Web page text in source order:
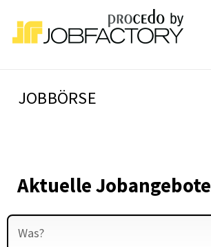
JOBBÖRSE
Aktuelle Jobangebote